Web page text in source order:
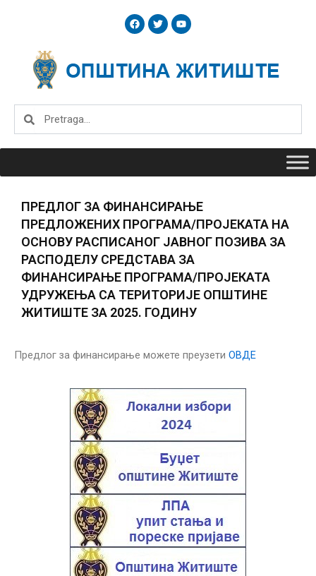
F
a
c
o
o
T
w
i
e
r
Y
o
u
b
e
Search
ПРЕДЛОГ ЗА ФИНАНСИРАЊЕ
ПРЕДЛОЖЕНИХ ПРОГРАМА/ПРОЈЕКАТА НА
ОСНОВУ РАСПИСАНОГ ЈАВНОГ ПОЗИВА ЗА
РАСПОДЕЛУ СРЕДСТАВА ЗА
ФИНАНСИРАЊЕ ПРОГРАМА/ПРОЈЕКАТА
УДРУЖЕЊА СА ТЕРИТОРИЈЕ ОПШТИНЕ
ЖИТИШТЕ ЗА 2025. ГОДИНУ
Предлог за финансирање можете преузети ОВДЕ